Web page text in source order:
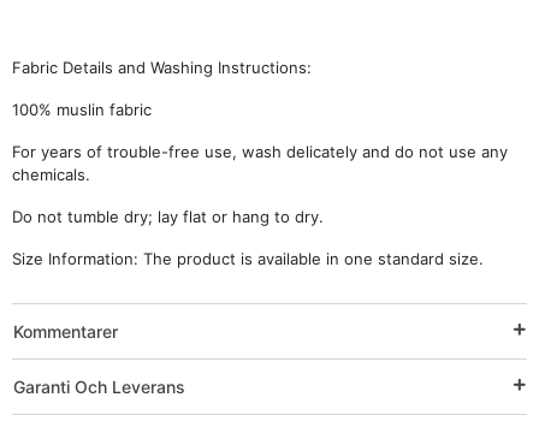
Fabric Details and Washing Instructions:
100% muslin fabric
For years of trouble-free use, wash delicately and do not use any
chemicals.
Do not tumble dry; lay flat or hang to dry.
Size Information: The product is available in one standard size.
Kommentarer
Garanti Och Leverans